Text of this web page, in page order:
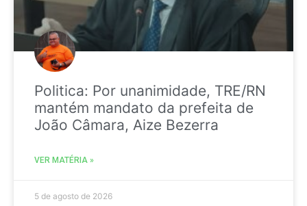
Politica: Por unanimidade, TRE/RN
mantém mandato da prefeita de
João Câmara, Aize Bezerra
VER MATÉRIA »
5 de agosto de 2026